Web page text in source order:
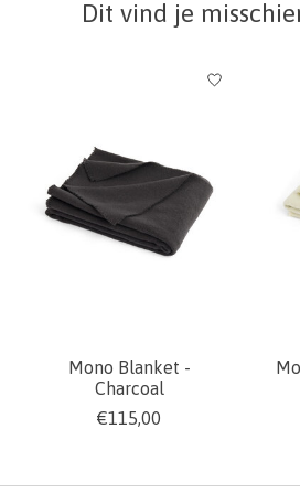
Dit vind je
Items van productcarrousel
Mono Blanket -
Charcoal
€115,00